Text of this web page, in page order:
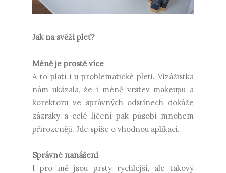
Jak na svěží pleť?
Méně je prostě více
A to platí i u problematické pleti. Vizážistka
nám ukázala, že i méně vrstev makeupu a
korektoru ve správných odstínech dokáže
zázraky a celé líčení pak působí mnohem
přirozeněji. Jde spíše o vhodnou aplikaci.
Správné nanášení
I pro mě jsou prsty rychlejší, ale takový